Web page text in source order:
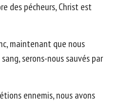
des pécheurs, Christ est
maintenant que nous
serons-nous sauvés par
ennemis, nous avons